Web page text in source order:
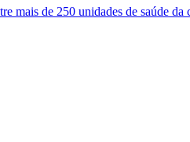
mais de 250 unidades de saúde